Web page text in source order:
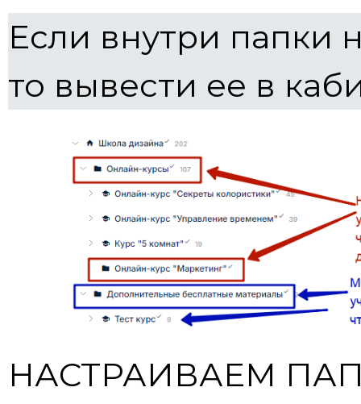
Если внутри папки
то вывести ее в
НАСТРАИВАЕМ